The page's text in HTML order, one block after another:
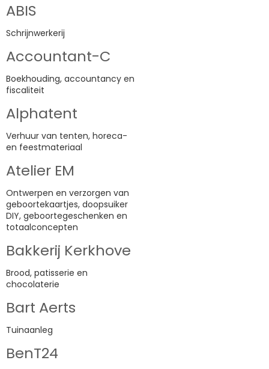
ABIS
Schrijnwerkerij
Accountant-C
Boekhouding, accountancy en
fiscaliteit
Alphatent
Verhuur van tenten, horeca-
en feestmateriaal
Atelier EM
Ontwerpen en verzorgen van
geboortekaartjes, doopsuiker
DIY, geboortegeschenken en
totaalconcepten
Bakkerij Kerkhove
Brood, patisserie en
chocolaterie
Bart Aerts
Tuinaanleg
BenT24